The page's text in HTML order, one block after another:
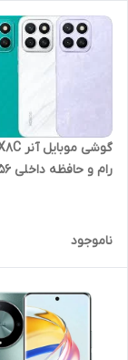
رام و حافظه داخلی 256 گیگ 4G
ناموجود